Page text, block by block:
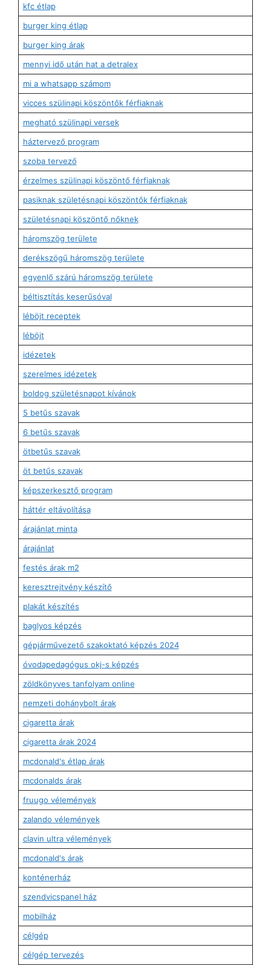
kfc étlap
burger king étlap
burger king árak
mennyi idő után hat a detralex
mi a whatsapp számom
vicces szülinapi köszöntők férfiaknak
megható szülinapi versek
háztervező program
szoba tervező
érzelmes szülinapi köszöntő férfiaknak
pasiknak születésnapi köszöntők férfiaknak
születésnapi köszöntő nőknek
háromszög területe
derékszögű háromszög területe
egyenlő szárú háromszög területe
béltisztítás keserűsóval
léböjt receptek
léböjt
idézetek
szerelmes idézetek
boldog születésnapot kívánok
5 betűs szavak
6 betűs szavak
ötbetűs szavak
öt betűs szavak
képszerkesztő program
háttér eltávolítása
árajánlat minta
árajánlat
festés árak m2
keresztrejtvény készítő
plakát készítés
baglyos képzés
gépjárművezető szakoktató képzés 2024
óvodapedagógus okj-s képzés
zöldkönyves tanfolyam online
nemzeti dohánybolt árak
cigaretta árak
cigaretta árak 2024
mcdonald's étlap árak
mcdonalds árak
fruugo vélemények
zalando vélemények
clavin ultra vélemények
mcdonald's árak
konténerház
szendvicspanel ház
mobilház
célgép
célgép tervezés